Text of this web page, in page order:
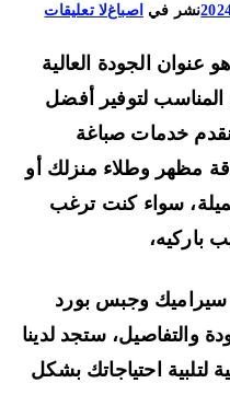
نشر في اصباغلا تعليقاتعلى
الشويخ
السكنية
جدران
فينيل
للتلصيق
والتمدد
الجودة العالية
لتوفير أفضل
خدمات صباغة
وطلاء منزلك أو
سواء كنت ترغب
وجبس بورد
ستجد لدينا
احتياجاتك بشكل